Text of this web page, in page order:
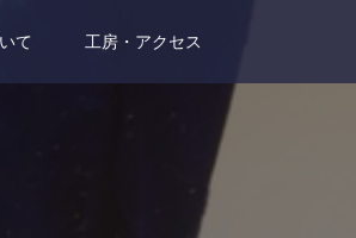
て 工房・アクセス